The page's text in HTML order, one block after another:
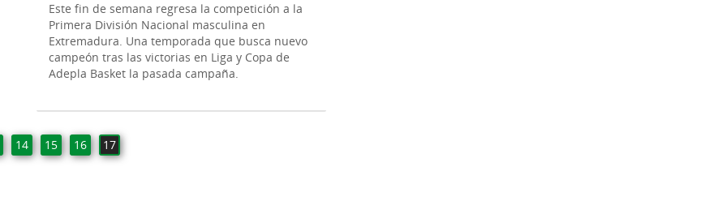
Este fin de semana regresa la competición a la
Primera División Nacional masculina en
Extremadura. Una temporada que busca nuevo
campeón tras las victorias en Liga y Copa de
Adepla Basket la pasada campaña.
14 15 16 17